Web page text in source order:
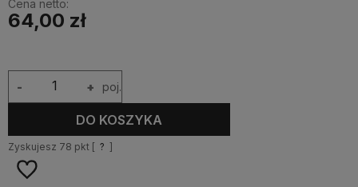
Cena netto:
64,00 zł
+
- poj.
DO KOSZYKA
Zyskujesz 78 pkt [ ? ]